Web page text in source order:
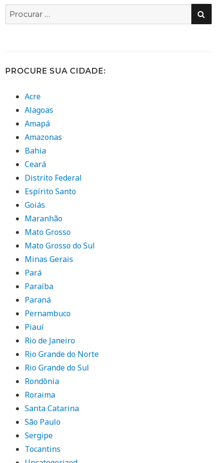
Busca
por:
PROCURE SUA CIDADE:
Acre
Alagoas
Amapá
Amazonas
Bahia
Ceará
Distrito Federal
Espírito Santo
Goiás
Maranhão
Mato Grosso
Mato Grosso do Sul
Minas Gerais
Pará
Paraíba
Paraná
Pernambuco
Piauí
Rio de Janeiro
Rio Grande do Norte
Rio Grande do Sul
Rondônia
Roraima
Santa Catarina
São Paulo
Sergipe
Tocantins